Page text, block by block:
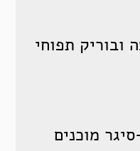
ובוריק תפוחי
מוכנים